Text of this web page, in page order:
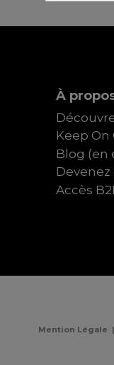
À
Keep On
Blog (en
Accès
Mention Légale |